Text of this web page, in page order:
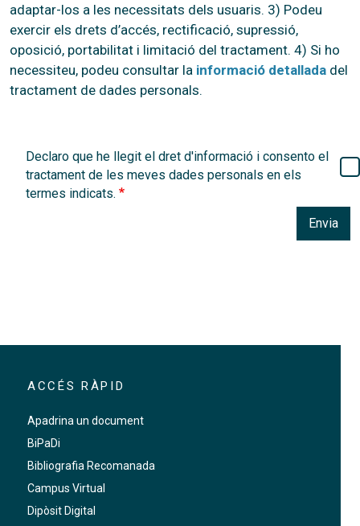
adaptar-los a les necessitats dels usuaris. 3) Podeu
exercir els drets d’accés, rectificació, supressió,
oposició, portabilitat i limitació del tractament. 4) Si ho
necessiteu, podeu consultar la informació detallada del
tractament de dades personals.
Declaro que he llegit el dret d'informació i consento el
tractament de les meves dades personals en els
termes indicats.
Envia
ACCÉS RÀPID
Apadrina un document
BiPaDi
Bibliografia Recomanada
Campus Virtual
Dipòsit Digital